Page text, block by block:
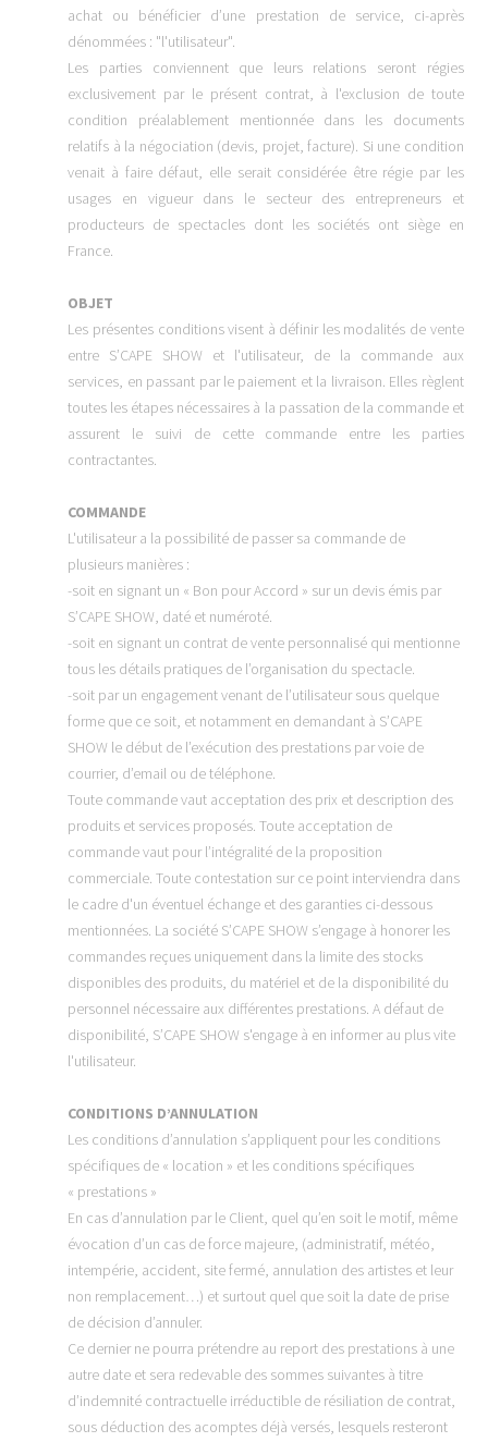
achat ou bénéficier d’une prestation de service, ci-après
dénommées : "l'utilisateur".
Les parties conviennent que leurs relations seront régies
exclusivement par le présent contrat, à l'exclusion de toute
condition préalablement mentionnée dans les documents
relatifs à la négociation (devis, projet, facture). Si une condition
venait à faire défaut, elle serait considérée être régie par les
usages en vigueur dans le secteur des entrepreneurs et
producteurs de spectacles dont les sociétés ont siège en
France.
OBJET
Les présentes conditions visent à définir les modalités de vente
entre S’CAPE SHOW et l'utilisateur, de la commande aux
services, en passant par le paiement et la livraison. Elles règlent
toutes les étapes nécessaires à la passation de la commande et
assurent le suivi de cette commande entre les parties
contractantes.
COMMANDE
L'utilisateur a la possibilité de passer sa commande de
plusieurs manières :
-soit en signant un « Bon pour Accord » sur un devis émis par
S’CAPE SHOW, daté et numéroté.
-soit en signant un contrat de vente personnalisé qui mentionne
tous les détails pratiques de l’organisation du spectacle.
-soit par un engagement venant de l’utilisateur sous quelque
forme que ce soit, et notamment en demandant à S’CAPE
SHOW le début de l’exécution des prestations par voie de
courrier, d’email ou de téléphone.
Toute commande vaut acceptation des prix et description des
produits et services proposés. Toute acceptation de
commande vaut pour l’intégralité de la proposition
commerciale. Toute contestation sur ce point interviendra dans
le cadre d'un éventuel échange et des garanties ci-dessous
mentionnées. La société S’CAPE SHOW s’engage à honorer les
commandes reçues uniquement dans la limite des stocks
disponibles des produits, du matériel et de la disponibilité du
personnel nécessaire aux différentes prestations. A défaut de
disponibilité, S’CAPE SHOW s'engage à en informer au plus vite
l'utilisateur.
CONDITIONS D’ANNULATION
Les conditions d’annulation s’appliquent pour les conditions
spécifiques de « location » et les conditions spécifiques
« prestations »
En cas d’annulation par le Client, quel qu’en soit le motif, même
évocation d’un cas de force majeure, (administratif, météo,
intempérie, accident, site fermé, annulation des artistes et leur
non remplacement…) et surtout quel que soit la date de prise
de décision d’annuler.
Ce dernier ne pourra prétendre au report des prestations à une
autre date et sera redevable des sommes suivantes à titre
d’indemnité contractuelle irréductible de résiliation de contrat,
sous déduction des acomptes déjà versés, lesquels resteront